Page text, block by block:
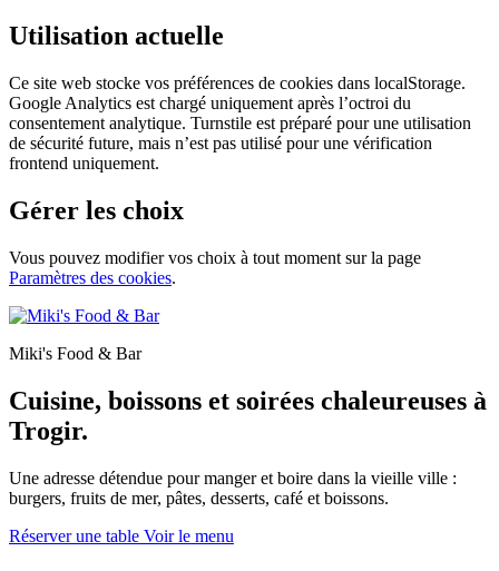
Utilisation actuelle
Ce site web stocke vos préférences de cookies dans localStorage.
Google Analytics est chargé uniquement après l’octroi du
consentement analytique. Turnstile est préparé pour une utilisation
de sécurité future, mais n’est pas utilisé pour une vérification
frontend uniquement.
Gérer les choix
Vous pouvez modifier vos choix à tout moment sur la page
Paramètres des cookies.
Miki's Food & Bar
Cuisine, boissons et soirées chaleureuses à
Trogir.
Une adresse détendue pour manger et boire dans la vieille ville :
burgers, fruits de mer, pâtes, desserts, café et boissons.
Réserver une table Voir le menu